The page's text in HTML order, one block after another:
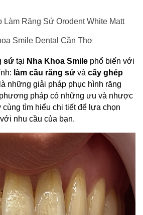
Răng Sứ Orodent White Matt
Smile Dental Cần Thơ
sứ tại Nha Khoa Smile phổ biến với
làm cầu răng sứ và cấy ghép
những giải pháp phục hình răng
pháp có những ưu và nhược
cùng tìm hiểu chi tiết để lựa chọn
nhu cầu của bạn.